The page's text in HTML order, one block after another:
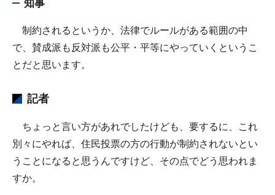
知事
制約されるというか、法律でルールがある範囲の中
で、賛成派も反対派も公平・平等にやっていくというこ
とだと思います。
記者
ちょっと言い方があれでしたけども、要するに、これ
別々にやれば、住民投票の方の行動が制約されないとい
うことになると思うんですけど、その点でどう思われま
すか。